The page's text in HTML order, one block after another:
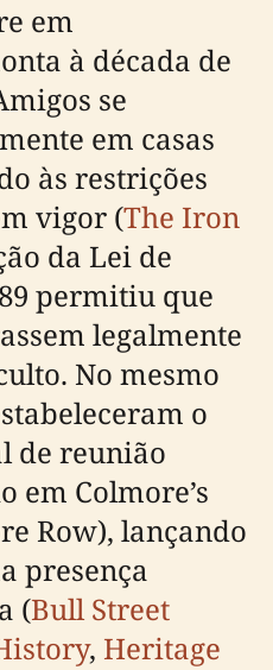
em
à década de
se
em casas
às restrições
vigor (The Iron
da Lei de
permitiu que
legalmente
No mesmo
o
de reunião
em Colmore’s
Row), lançando
presença
(Bull Street
, Heritage